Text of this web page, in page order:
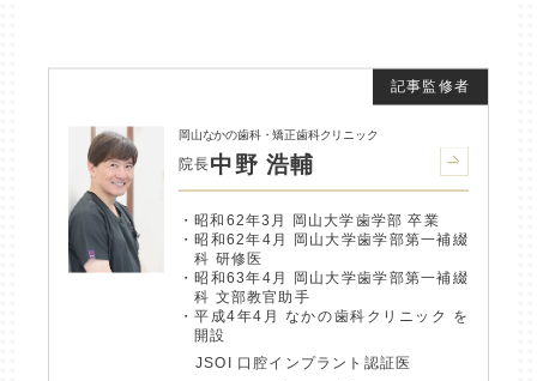
岡山なかの歯科・矯正歯科クリニック
院長中野 浩輔
昭和62年3月 岡山大学歯学部 卒業
昭和62年4月 岡山大学歯学部第一補綴
科 研修医
昭和63年4月 岡山大学歯学部第一補綴
科 文部教官助手
平成4年4月 なかの歯科クリニック を
開設
JSOI 口腔インプラント認証医